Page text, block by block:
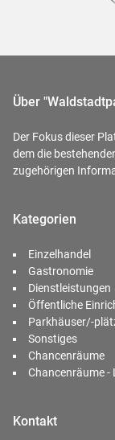
Über
Der Fokus dieser
dem die
zugehörigen
Kategorien
Einzelhandel
Gastronomie
Dienstleistungen
Öffentliche
Parkhäuser/-
Sonstiges
Chancenräume
Chancenräume -
Kontakt